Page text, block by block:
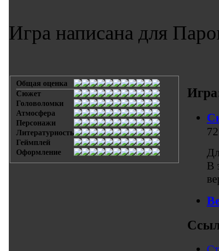
Игра написана для
Общая оценка
Сюжет
Головоломки
Атмосфера
Персонажи
Литературность
Геймплей
Оформление
В